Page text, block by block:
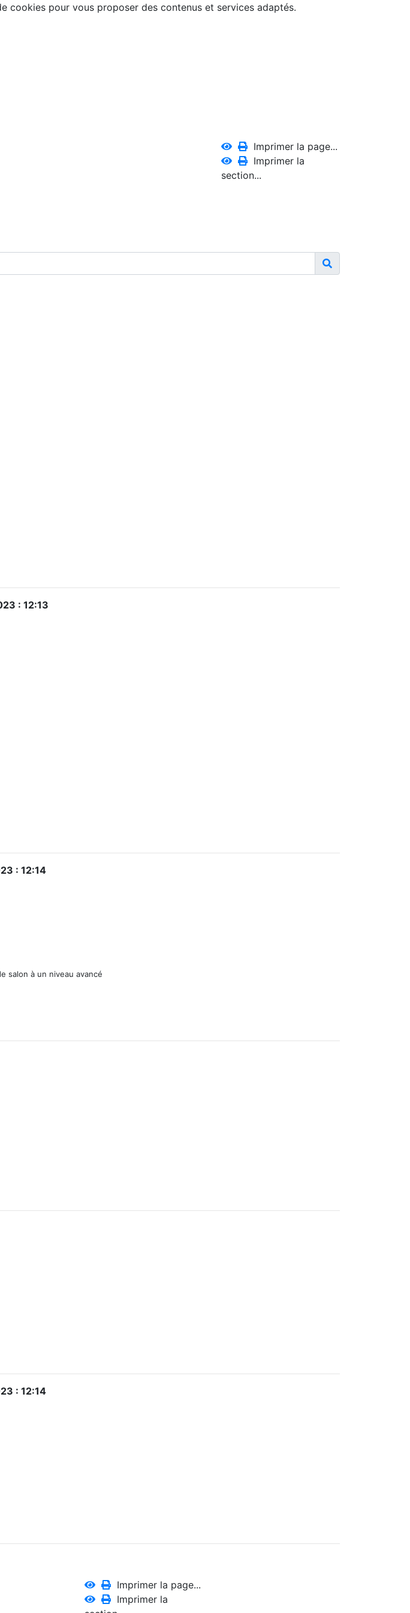
cookies pour vous proposer des contenus et services adaptés.
Imprimer la page...
Imprimer la
section...
: 12:13
: 12:14
salon à un niveau avancé
: 12:14
Imprimer la page...
Imprimer la